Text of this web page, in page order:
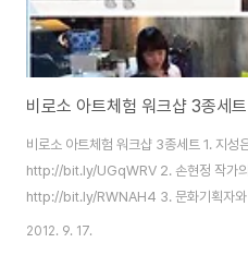
비로소 아트체험 워크샵 3종세트
비로소 아트체험 워크샵 3종세트 1. 지
http://bit.ly/UGqWRV 2. 손현정 작가
http://bit.ly/RWNAH4 3. 문화기획자
시 반 http://bit.ly/RYA2Fd
2012. 9. 17.